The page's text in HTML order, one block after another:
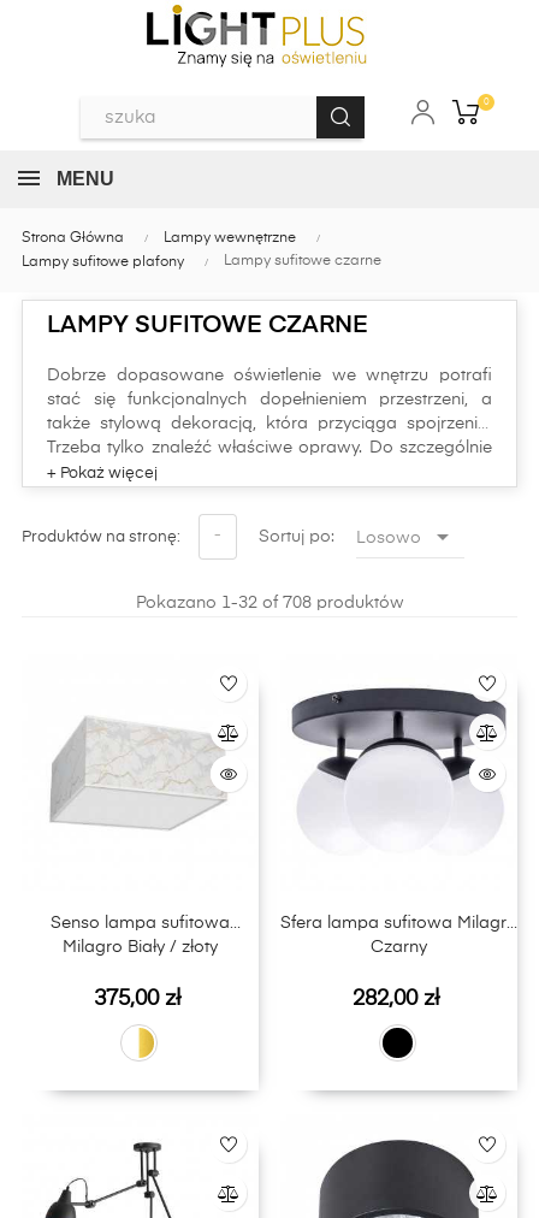
0
MENU
Strona Główna
Lampy wewnętrzne
Lampy sufitowe plafony
Lampy sufitowe czarne
LAMPY SUFITOWE CZARNE
Dobrze dopasowane oświetlenie we wnętrzu potrafi
stać się funkcjonalnych dopełnieniem przestrzeni, a
także stylową dekoracją, która przyciąga spojrzenia.
Trzeba tylko znaleźć właściwe oprawy. Do szczególnie
lubianych zaliczają się nasze lampy sufitowe czarne.
tym modne czarne lampy sufitowe, wpisujące się w
niejedno wnętrze, odkryjesz w naszym sklepie
Produktów na stronę: - Sortuj po: Losowo 
Pokazano 1-32 of 708 produktów
Senso lampa sufitowa
Milagro Biały / złoty
Cena
375,00 zł
Sfera lampa sufitowa Milagro
Czarny
Cena
282,00 zł